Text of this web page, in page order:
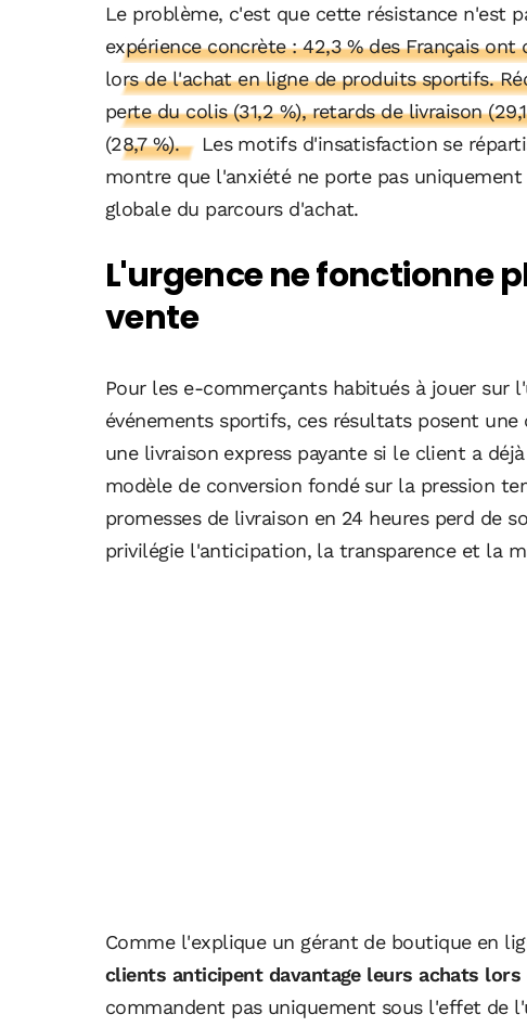
Le problème, c'est que cette résistance n'est
expérience concrète : 42,3 % des Français
lors de l'achat en ligne de produits sportifs.
perte du colis (31,2 %), retards de livraison
(28,7 %).
Les motifs d'insatisfaction se
montre que l'anxiété ne porte pas
globale du parcours d'achat.
L'urgence ne fonctionne
vente
Pour les e-commerçants habitués à jouer sur
événements sportifs, ces résultats posent
une livraison express payante si le client a
modèle de conversion fondé sur la pression
promesses de livraison en 24 heures perd de
privilégie l'anticipation, la transparence et la
Comme l'explique un gérant de boutique en
clients anticipent davantage leurs achats
commandent pas uniquement sous l'effet de